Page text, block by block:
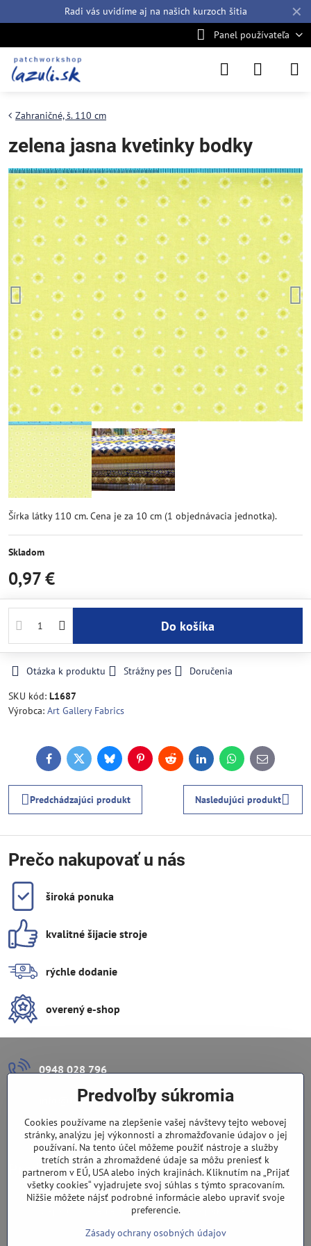
✕
Radi vás uvidíme aj na našich kurzoch šitia
Panel používateľa
Zahraničné, š. 110 cm
zelena jasna kvetinky bodky
Šírka látky 110 cm. Cena je za 10 cm (1 objednávacia jednotka).
Skladom
0,97 €
Do košíka
Otázka k produktu Strážny pes
Doručenia
SKU kód: L1687
Výrobca: Art Gallery Fabrics
FacebookTwitterBlueskyPinterestReddit LinkedInWhatsApp
E-
mail
Predchádzajúci produkt Nasledujúci produkt
Prečo nakupovať u nás
široká ponuka
kvalitné šijacie stroje
rýchle dodanie
overený e-shop
0948 028 796
info​@lazuli​.sk
Lazuli s​.r​.o​.
Predajňa
Nové Zámky, Pri gymnáziu 6
(slepá ulica), v tesnej blízkosti centra mesta, parkovanie v ulici
Predvoľby súkromia
Cookies používame na zlepšenie vašej návštevy tejto webovej
stránky, analýzu jej výkonnosti a zhromažďovanie údajov o jej
používaní. Na tento účel môžeme použiť nástroje a služby
tretích strán a zhromaždené údaje sa môžu preniesť k
partnerom v EÚ, USA alebo iných krajinách. Kliknutím na „Prijať
všetky cookies“ vyjadrujete svoj súhlas s týmto spracovaním.
Nižšie môžete nájsť podrobné informácie alebo upraviť svoje
preferencie.
Zásady ochrany osobných údajov